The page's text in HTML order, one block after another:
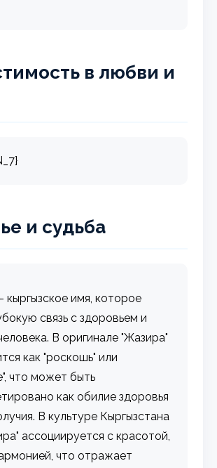
в любви и
и судьба
кыргызское имя, которое
связь с здоровьем и
В оригинале "Жазира"
как "роскошь" или
что может быть
как обилие здоровья
В культуре Кыргызстана
ассоциируется с красотой,
что отражает